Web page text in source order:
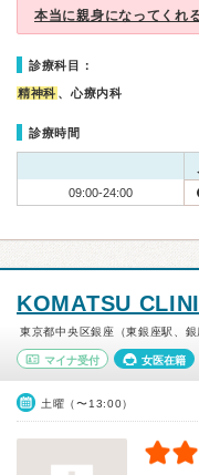
本当に親身になってくれ
診療科目：
精神科 、心療内科
診療時間
09:00-24:00
KOMATSU
東京都中央区銀座（東銀座駅、
マイナ受付 女医在籍
土曜（〜13:00）